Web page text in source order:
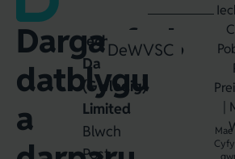
Darganfod,
datblygu
a
Iechyd
Da
(Gwledig)
Limited
Blwch
Post
Dewin
WVSC
|